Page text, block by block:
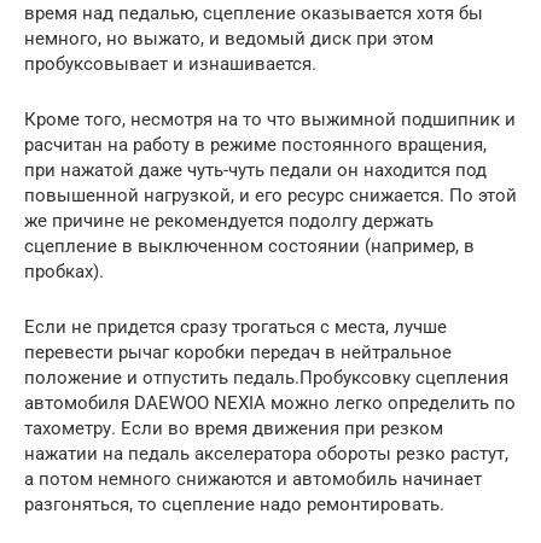
время над педалью, сцепление оказывается хотя бы
немного, но выжато, и ведомый диск при этом
пробуксовывает и изнашивается.
Кроме того, несмотря на то что выжимной подшипник и
расчитан на работу в режиме постоянного вращения,
при нажатой даже чуть-чуть педали он находится под
повышенной нагрузкой, и его ресурс снижается. По этой
же причине не рекомендуется подолгу держать
сцепление в выключенном состоянии (например, в
пробках).
Если не придется сразу трогаться с места, лучше
перевести рычаг коробки передач в нейтральное
положение и отпустить педаль.Пробуксовку сцепления
автомобиля DAEWOO NEXIA можно легко определить по
тахометру. Если во время движения при резком
нажатии на педаль акселератора обороты резко растут,
а потом немного снижаются и автомобиль начинает
разгоняться, то сцепление надо ремонтировать.